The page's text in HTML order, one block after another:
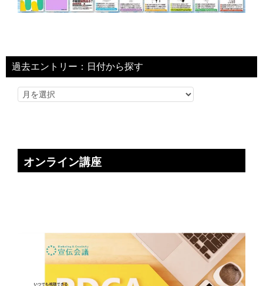
過去エントリー：日付から探す
オンライン講座